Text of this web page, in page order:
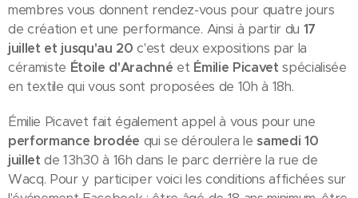
membres vous donnent rendez-vous pour quatre jours
de création et une performance. Ainsi à partir du 17
juillet et jusqu'au 20 c'est deux expositions par la
céramiste Étoile d'Arachné et Émilie Picavet spécialisée
en textile qui vous sont proposées de 10h à 18h.
Émilie Picavet fait également appel à vous pour une
performance brodée qui se déroulera lesamedi 10
juillet de 13h30 à 16h dans le parc derrière la rue de
Wacq. Pour y participer voici les conditions affichées sur